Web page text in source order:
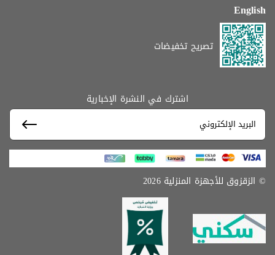
English
تصريح تخفيضات
اشترك في النشرة الإخبارية
© الزقزوق للأجهزة المنزلية 2026